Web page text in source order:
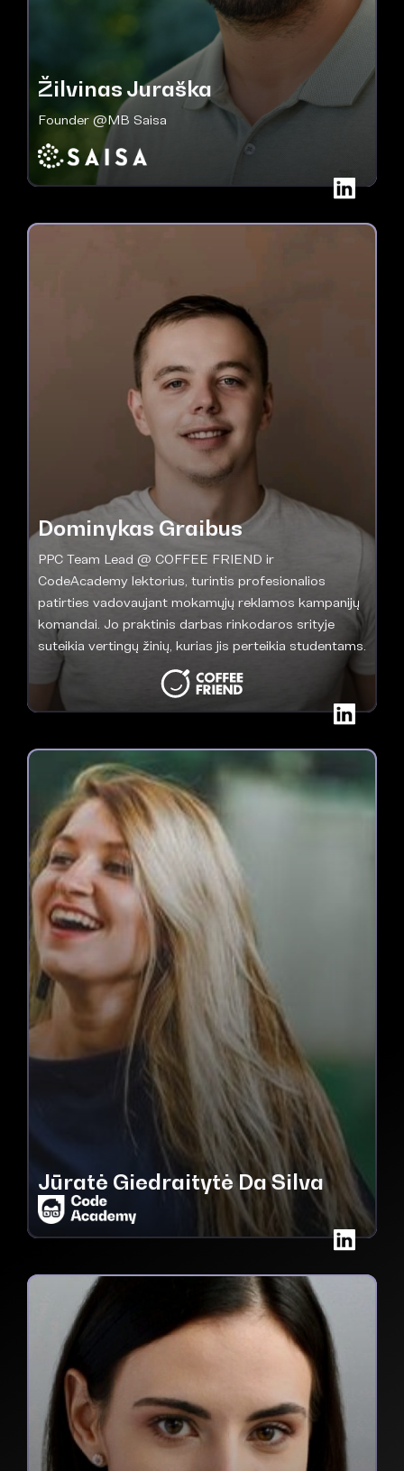
Žilvinas Juraška
Founder @MB Saisa
Dominykas Graibus
PPC Team Lead @ COFFEE FRIEND ir
CodeAcademy lektorius, turintis profesionalios
patirties vadovaujant mokamųjų reklamos kampanijų
komandai. Jo praktinis darbas rinkodaros srityje
suteikia vertingų žinių, kurias jis perteikia studentams.
Jūratė Giedraitytė Da Silva